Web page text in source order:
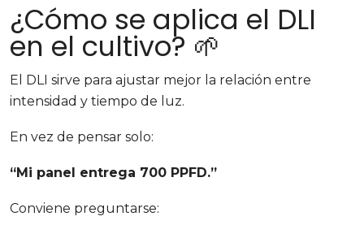
¿Cómo se aplica el DLI
en el cultivo? 🌱
El DLI sirve para ajustar mejor la relación entre
intensidad y tiempo de luz.
En vez de pensar solo:
“Mi panel entrega 700 PPFD.”
Conviene preguntarse: